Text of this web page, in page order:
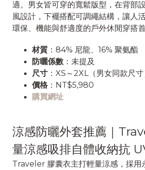
適。男女皆可穿的寬鬆版型，在背部
風設計，下襬搭配可調繩結構，讓人
環保、機能與舒適度的戶外休閒穿搭首
材質 ：84% 尼龍、16% 聚氨酯
防曬係數 ：未提及
尺寸 ：XS～2XL（男女同款尺寸
價格 ：NT$5,980
購買網址
涼感防曬外套推薦｜
量涼感吸排自體收納抗
Traveler 膠囊衣主打輕量涼感，採用